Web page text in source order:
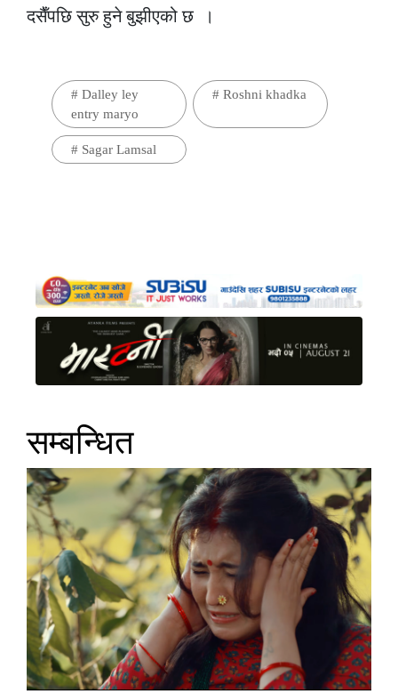
दसैँपछि सुरु हुने बुझीएको छ ।
# Dalley ley
entry maryo
# Roshni khadka
# Sagar Lamsal
सम्बन्धित